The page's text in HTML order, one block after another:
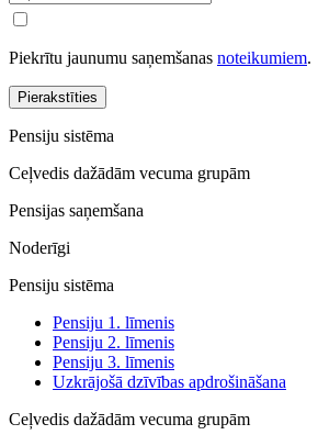
Piekrītu jaunumu saņemšanas noteikumiem.
Pierakstīties
Pensiju sistēma
Ceļvedis dažādām vecuma grupām
Pensijas saņemšana
Noderīgi
Pensiju sistēma
Pensiju 1. līmenis
Pensiju 2. līmenis
Pensiju 3. līmenis
Uzkrājošā dzīvības apdrošināšana
Ceļvedis dažādām vecuma grupām